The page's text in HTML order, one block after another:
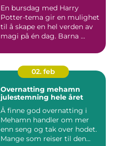
En bursdag med Harry
Potter-tema gir en mulighet
til å skape en hel verden av
magi på én dag. Barna ...
02. feb
Overnatting mehamn
julestemning hele året
Å finne god overnatting i
Mehamn handler om mer
enn seng og tak over hodet.
Mange som reiser til den...